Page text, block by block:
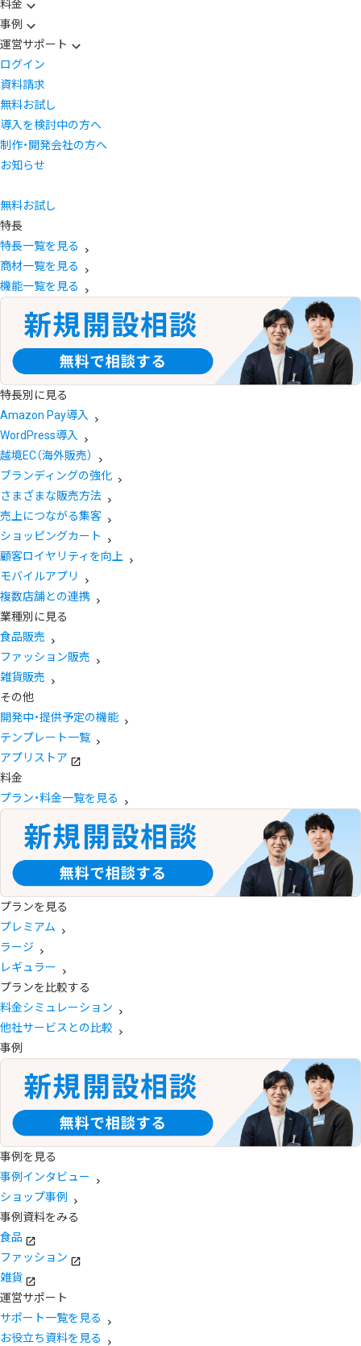
料金
事例
運営サポート
ログイン
資料請求
無料お試し
導入を検討中の方へ
制作・開発会社の方へ
お知らせ
無料お試し
特長
特長一覧を見る
商材一覧を見る
機能一覧を見る
特長別に見る
Amazon Pay導入
WordPress導入
越境EC（海外販売）
ブランディングの強化
さまざまな販売方法
売上につながる集客
ショッピングカート
顧客ロイヤリティを向上
モバイルアプリ
複数店舗との連携
業種別に見る
食品販売
ファッション販売
雑貨販売
その他
開発中・提供予定の機能
テンプレート一覧
アプリストア
料金
プラン・料金一覧を見る
プランを見る
プレミアム
ラージ
レギュラー
プランを比較する
料金シミュレーション
他社サービスとの比較
事例
事例を見る
事例インタビュー
ショップ事例
事例資料をみる
食品
ファッション
雑貨
運営サポート
サポート一覧を見る
お役立ち資料を見る